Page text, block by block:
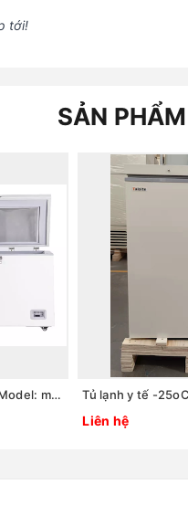
tới!
SẢN
Tủ lạnh y tế -25oC, 305L, Model: model:MDF-25H305, Hãng: TaisiteLab Sciences Inc / Mỹ
Liên hệ